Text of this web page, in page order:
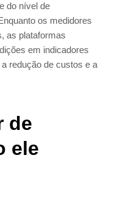
do nível de
os medidores
as plataformas
em indicadores
redução de custos e a
de
ele